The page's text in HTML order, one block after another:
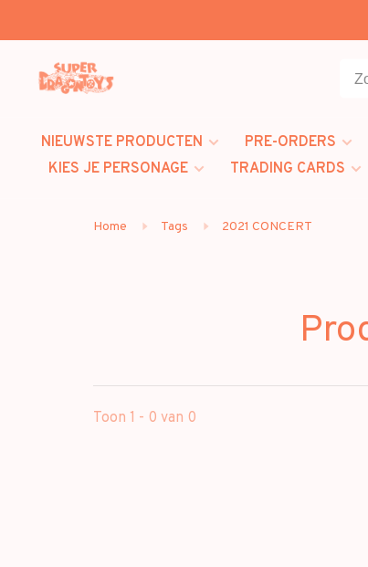
NIEUWSTE PRODUCTEN PRE-ORDERS
KIES JE PERSONAGE
TRADING CARDS
Home Tags 2021 CONCERT
Toon 1 - 0 van 0